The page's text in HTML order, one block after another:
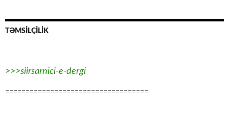
TƏMSİLÇİLİK
>>>siirsarnici-e-dergi
===================================